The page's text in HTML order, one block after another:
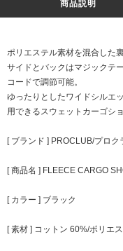
商品説明
ポリエステル素材を混合した
サイドとバックはマジックテ
コードで調節可能。
ゆったりとしたワイドシルエ
用できるスウェットカーゴシ
[ ブランド ] PROCLUB/プロク
[ 商品名 ] FLEECE CARGO
[ カラー ] ブラック
[ 素材 ] コットン 60%/ポリエ